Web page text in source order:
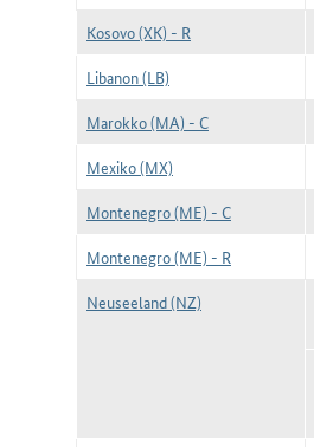
Kosovo (XK) - R
Libanon (LB)
Marokko (MA) - C
Mexiko (MX)
Montenegro (ME) - C
Montenegro (ME) - R
Neuseeland (NZ)